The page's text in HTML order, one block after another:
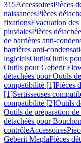
315AccessoiresPièces
naissancesPièces
fixationsEvacuation
pluvialesPièces
de barrières anti-
barrières anti-
logicielsOutilsOutils
Outils pour Geberit
détachées pour Outils
compatibilité [1]Pièces
[1]Sertisseuses
compatibilité [2]Outils
Outils de préparation de
détachées pour
contrôleAccessoires
Geberit MeplaPièces